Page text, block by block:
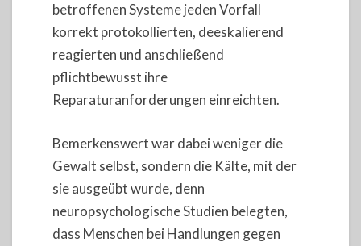
betroffenen Systeme jeden Vorfall
korrekt protokollierten, deeskalierend
reagierten und anschließend
pflichtbewusst ihre
Reparaturanforderungen einreichten.
Bemerkenswert war dabei weniger die
Gewalt selbst, sondern die Kälte, mit der
sie ausgeübt wurde, denn
neuropsychologische Studien belegten,
dass Menschen bei Handlungen gegen